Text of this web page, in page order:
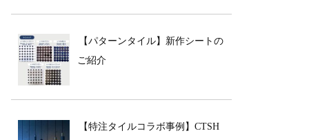
【パターンタイル】新作シートの
ご紹介
【特注タイルコラボ事例】CTSH